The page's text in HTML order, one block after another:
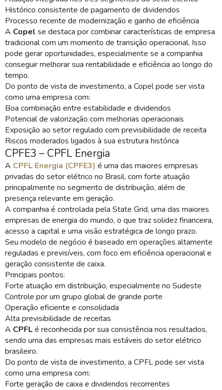
Histórico consistente de pagamento de dividendos
Processo recente de modernização e ganho de eficiência
A Copel se destaca por combinar características de empresa
tradicional com um momento de transição operacional. Isso
pode gerar oportunidades, especialmente se a companhia
conseguir melhorar sua rentabilidade e eficiência ao longo do
tempo.
Do ponto de vista de investimento, a Copel pode ser vista
como uma empresa com:
Boa combinação entre estabilidade e dividendos
Potencial de valorização com melhorias operacionais
Exposição ao setor regulado com previsibilidade de receita
Riscos moderados ligados à sua estrutura histórica
CPFE3 – CPFL Energia
A CPFL Energia (CPFE3) é uma das maiores empresas
privadas do setor elétrico no Brasil, com forte atuação
principalmente no segmento de distribuição, além de
presença relevante em geração.
A companhia é controlada pela State Grid, uma das maiores
empresas de energia do mundo, o que traz solidez financeira,
acesso a capital e uma visão estratégica de longo prazo.
Seu modelo de negócio é baseado em operações altamente
reguladas e previsíveis, com foco em eficiência operacional e
geração consistente de caixa.
Principais pontos:
Forte atuação em distribuição, especialmente no Sudeste
Controle por um grupo global de grande porte
Operação eficiente e consolidada
Alta previsibilidade de receitas
A CPFLé reconhecida por sua consistência nos resultados,
sendo uma das empresas mais estáveis do setor elétrico
brasileiro.
Do ponto de vista de investimento, a CPFL pode ser vista
como uma empresa com:
Forte geração de caixa e dividendos recorrentes